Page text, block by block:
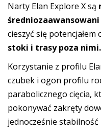
Narty Elan Explore X są
cieszyć się potencjałem
stoki i trasy poza nimi.
Korzystanie z profilu
czubek i ogon profilu
parabolicznego cięcia,
pokonywać zakręty
jednocześnie stabilność